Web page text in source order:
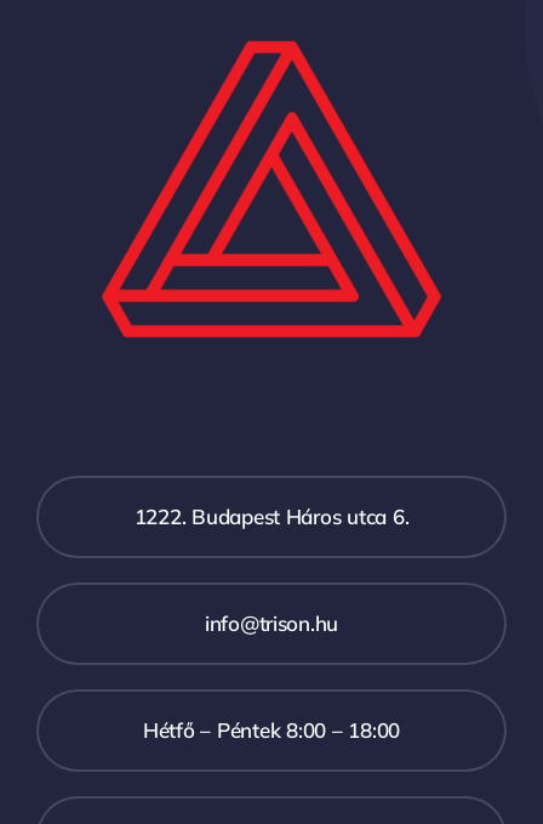
1222. Budapest Háros utca 6.
info@trison.hu
Hétfő – Péntek 8:00 – 18:00